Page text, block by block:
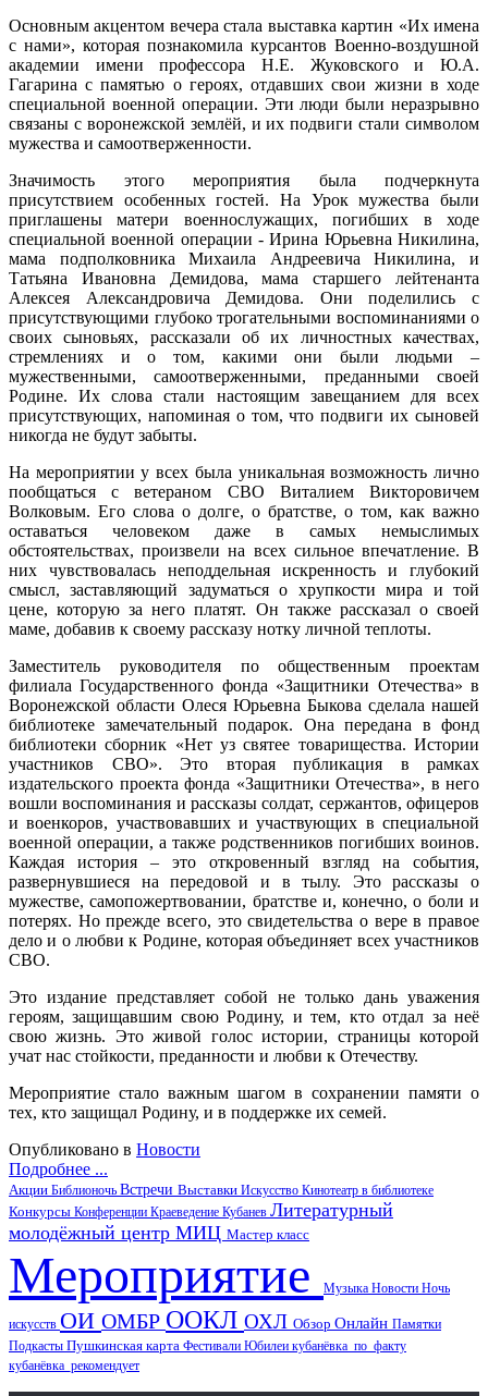
Основным акцентом вечера стала выставка картин «Их имена
с нами», которая познакомила курсантов Военно-воздушной
академии имени профессора Н.Е. Жуковского и Ю.А.
Гагарина с памятью о героях, отдавших свои жизни в ходе
специальной военной операции. Эти люди были неразрывно
связаны с воронежской землёй, и их подвиги стали символом
мужества и самоотверженности.
Значимость этого мероприятия была подчеркнута
присутствием особенных гостей. На Урок мужества были
приглашены матери военнослужащих, погибших в ходе
специальной военной операции - Ирина Юрьевна Никилина,
мама подполковника Михаила Андреевича Никилина, и
Татьяна Ивановна Демидова, мама старшего лейтенанта
Алексея Александровича Демидова. Они поделились с
присутствующими глубоко трогательными воспоминаниями о
своих сыновьях, рассказали об их личностных качествах,
стремлениях и о том, какими они были людьми –
мужественными, самоотверженными, преданными своей
Родине. Их слова стали настоящим завещанием для всех
присутствующих, напоминая о том, что подвиги их сыновей
никогда не будут забыты.
На мероприятии у всех была уникальная возможность лично
пообщаться с ветераном СВО Виталием Викторовичем
Волковым. Его слова о долге, о братстве, о том, как важно
оставаться человеком даже в самых немыслимых
обстоятельствах, произвели на всех сильное впечатление. В
них чувствовалась неподдельная искренность и глубокий
смысл, заставляющий задуматься о хрупкости мира и той
цене, которую за него платят. Он также рассказал о своей
маме, добавив к своему рассказу нотку личной теплоты.
Заместитель руководителя по общественным проектам
филиала Государственного фонда «Защитники Отечества» в
Воронежской области Олеся Юрьевна Быкова сделала нашей
библиотеке замечательный подарок. Она передана в фонд
библиотеки сборник «Нет уз святее товарищества. Истории
участников СВО». Это вторая публикация в рамках
издательского проекта фонда «Защитники Отечества», в него
вошли воспоминания и рассказы солдат, сержантов, офицеров
и военкоров, участвовавших и участвующих в специальной
военной операции, а также родственников погибших воинов.
Каждая история – это откровенный взгляд на события,
развернувшиеся на передовой и в тылу. Это рассказы о
мужестве, самопожертвовании, братстве и, конечно, о боли и
потерях. Но прежде всего, это свидетельства о вере в правое
дело и о любви к Родине, которая объединяет всех участников
СВО.
Это издание представляет собой не только дань уважения
героям, защищавшим свою Родину, и тем, кто отдал за неё
свою жизнь. Это живой голос истории, страницы которой
учат нас стойкости, преданности и любви к Отечеству.
Мероприятие стало важным шагом в сохранении памяти о
тех, кто защищал Родину, и в поддержке их семей.
Опубликовано в Новости
Подробнее ...
Акции Библионочь Встречи Выставки Искусство Кинотеатр в библиотеке
Конкурсы Конференции Краеведение Кубанев Литературный
молодёжный центр МИЦ Мастер класс
Мероприятие Музыка Новости Ночь
искусств ОИ ОМБР ООКЛ ОХЛ Обзор Онлайн Памятки
Подкасты Пушкинская карта Фестивали Юбилеи кубанёвка_по_факту
кубанёвка_рекомендует